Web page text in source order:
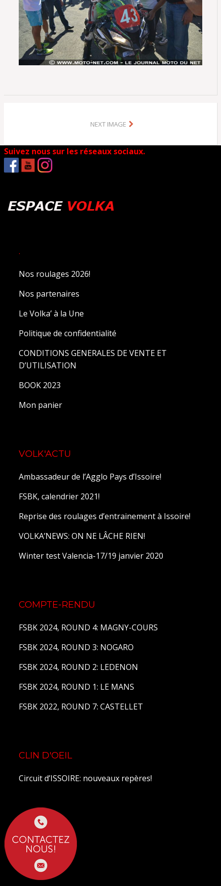
NEXT IMAGE
Suivez nous sur les réseaux sociaux.
.
Nos roulages 2026!
Nos partenaires
Le Volka’ à la Une
Politique de confidentialité
CONDITIONS GENERALES DE VENTE ET
D’UTILISATION
BOOK 2023
Mon panier
VOLK'ACTU
Ambassadeur de l’Agglo Pays d’Issoire!
FSBK, calendrier 2021!
Reprise des roulages d’entrainement à Issoire!
VOLKA’NEWS: ON NE LÂCHE RIEN!
Winter test Valencia-17/19 janvier 2020
COMPTE-RENDU
FSBK 2024, ROUND 4: MAGNY-COURS
FSBK 2024, ROUND 3: NOGARO
FSBK 2024, ROUND 2: LEDENON
FSBK 2024, ROUND 1: LE MANS
FSBK 2022, ROUND 7: CASTELLET
CLIN D'OEIL
Circuit d’ISSOIRE: nouveaux repères!